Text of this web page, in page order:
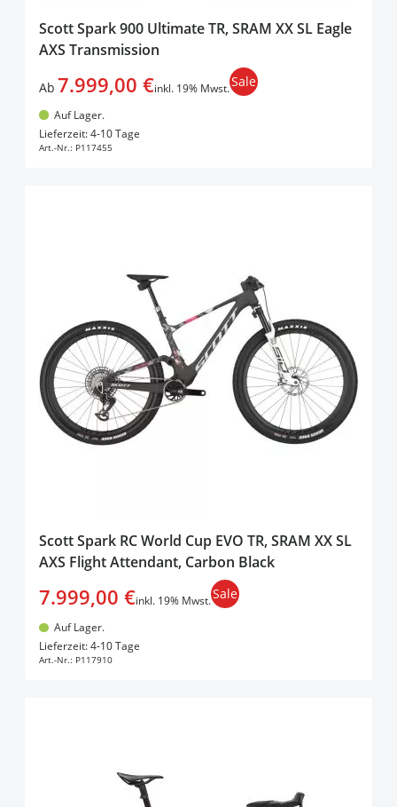
Scott Spark 900 Ultimate TR, SRAM XX SL Eagle
AXS Transmission
Ab 7.999,00 €inkl. 19% Mwst.Sale
Auf Lager.
Lieferzeit: 4-10 Tage
Art.-Nr.: P117455
Scott Spark RC World Cup EVO TR, SRAM XX SL
AXS Flight Attendant, Carbon Black
7.999,00 €inkl. 19% Mwst.Sale
Auf Lager.
Lieferzeit: 4-10 Tage
Art.-Nr.: P117910